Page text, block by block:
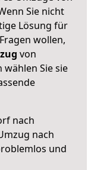
Sie nicht
Lösung für
wollen,
von
Sie sie
nach
nach
und